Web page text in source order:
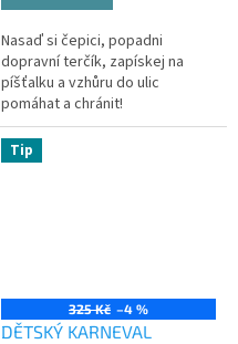
Nasaď si čepici, popadni
dopravní terčík, zapískej na
píšťalku a vzhůru do ulic
pomáhat a chránit!
Tip
325 Kč –4 %
DĚTSKÝ KARNEVAL